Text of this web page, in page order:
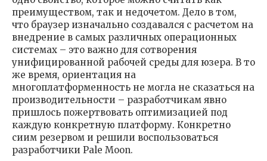
преимуществом, так и недочетом. Дело в том,
что браузер изначально создавался с расчетом на
внедрение в самых различных операционных
системах – это важно для сотворения
унифицированной рабочей среды для юзера. В то
же время, ориентация на
многоплатформенность не могла не сказаться на
производительности – разработчикам явно
пришлось пожертвовать оптимизацией под
каждую конкретную платформу. Конкретно
сиим резервом и решили воспользоваться
разработчики Pale Moon.